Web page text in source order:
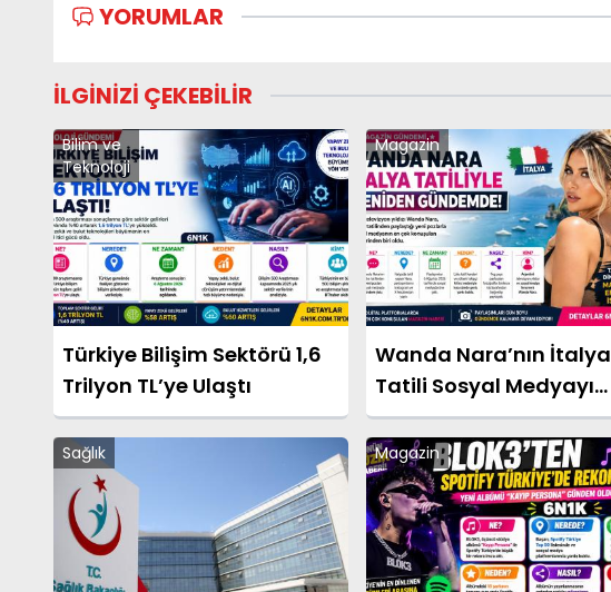
YORUMLAR
İLGİNİZİ ÇEKEBİLİR
Bilim ve
Teknoloji
Türkiye Bilişim Sektörü 1,6
Trilyon TL’ye Ulaştı
Magazin
Wanda Nara’nın İtalya
Tatili Sosyal Medyayı
Salladı
Sağlık Magazin